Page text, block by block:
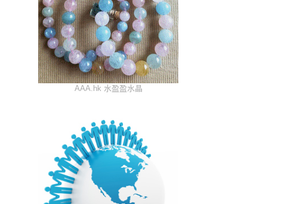
AAA.hk 水盈盈水晶